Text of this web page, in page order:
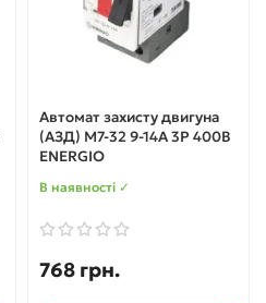
Автомат захисту двигуна
(АЗД) M7-32 9-14А 3P 400В
ENERGIO
В наявності ✓
768 грн.